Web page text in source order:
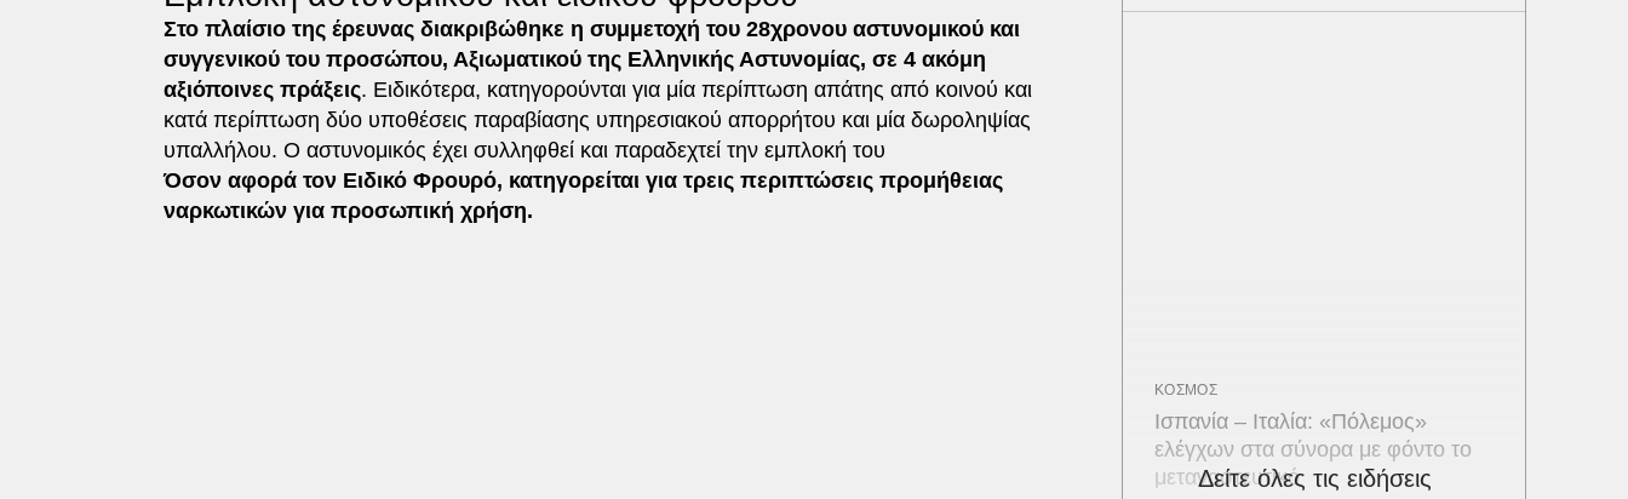
Στο πλαίσιο της έρευνας διακριβώθηκε η συμμετοχή του 28χρονου αστυνομικού και
συγγενικού του προσώπου, Αξιωματικού της Ελληνικής Αστυνομίας, σε 4 ακόμη
αξιόποινες πράξεις. Ειδικότερα, κατηγορούνται για μία περίπτωση απάτης από κοινού και
κατά περίπτωση δύο υποθέσεις παραβίασης υπηρεσιακού απορρήτου και μία δωροληψίας
υπαλλήλου. Ο αστυνομικός έχει συλληφθεί και παραδεχτεί την εμπλοκή του
Όσον αφορά τον Ειδικό Φρουρό, κατηγορείται για τρεις περιπτώσεις προμήθειας
ναρκωτικών για προσωπική χρήση.
ΚΟΣΜΟΣ
Ισπανία – Ιταλία: «Πόλεμος»
ελέγχων στα σύνορα με φόντο το
μεταναστευτικό
Δείτε όλες τις ειδήσεις